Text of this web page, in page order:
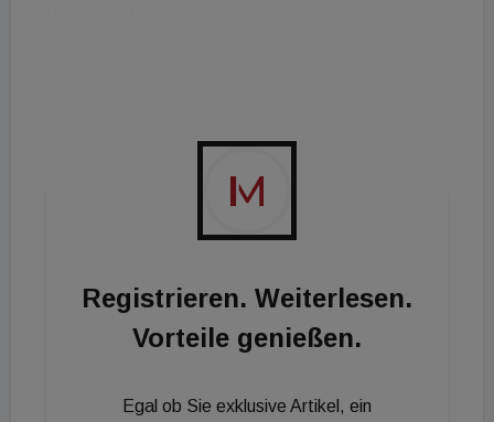
Wasserverbrauch auf 5 bis 7,9 Liter pro Minute bei
Brausen üblicherweise 12 bis 15 Liter benötigen.
Europe, bietet die Technologie eine effiziente
Lösung, um Projekte ressourcenschonend
umzusetzen, ohne Abstriche beim Komfort machen
hauseigenen Technologie-Portfolios Aqua
Registrieren. Weiterlesen.
Vorteile genießen.
Egal ob Sie exklusive Artikel, ein